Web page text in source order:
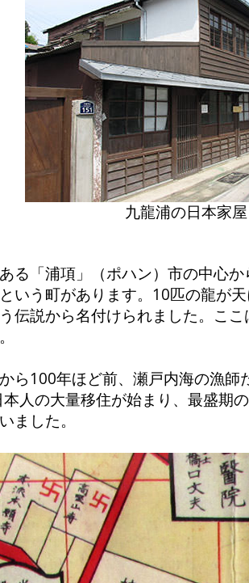
九龍浦の日本家屋
る「浦項」（ポハン）市の中心
という町があります。10匹の龍が
伝説から名付けられました。こ
ら100年ほど前、瀬戸内海の漁師
人の大量移住が始まり、最盛期
ました。